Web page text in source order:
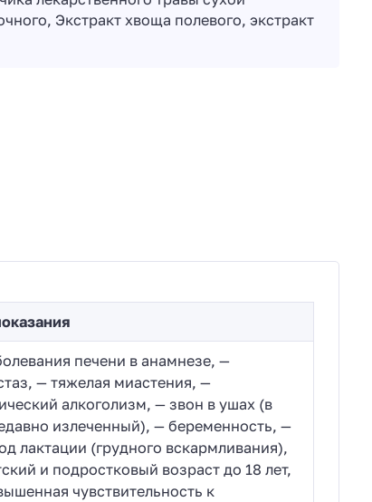
Экстракт хвоща полевого, экстракт
печени в анамнезе, —
— тяжелая миастения, —
алкоголизм, — звон в ушах (в
излеченный), — беременность, —
лактации (грудного вскармливания),
и подростковый возраст до 18 лет,
чувствительность к